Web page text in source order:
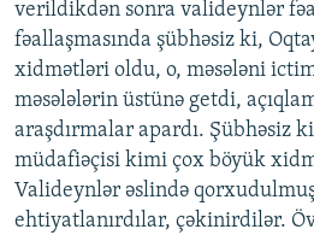
verildikdən sonra valideynlər
fəallaşmasında şübhəsiz ki,
xidmətləri oldu, o, məsələni
məsələlərin üstünə getdi,
araşdırmalar apardı. Şübhəsiz
müdafiəçisi kimi çox böyük
Valideynlər əslində
ehtiyatlanırdılar, çəkinirdilər.